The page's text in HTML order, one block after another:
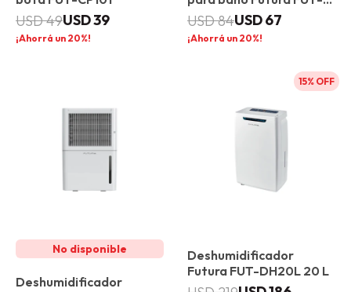
USD39
USD49
20
CP200 USD67
USD84
20
Deshumidificador
15
Deshumidificador
Futura FUT-DH20L 20 L